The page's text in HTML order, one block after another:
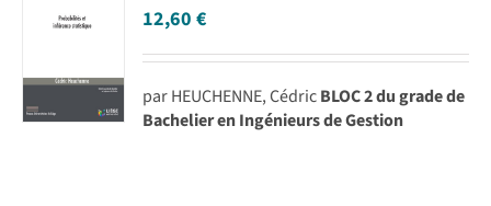
12,60€
par HEUCHENNE, CédricBLOC 2 du grade de
Bachelier en Ingénieurs de Gestion